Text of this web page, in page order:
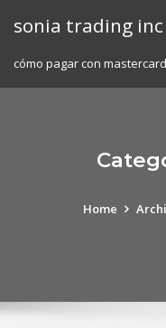
sonia trading inc
cómo pagar con
Home